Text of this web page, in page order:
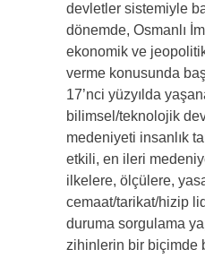
devletler sistemiyle
dönemde, Osmanlı
ekonomik ve
verme konusunda
17’nci yüzyılda
bilimsel/teknolojik
medeniyeti insanlık
etkili, en ileri
ilkelere, ölçülere,
cemaat/tarikat/hizip
duruma sorgulama
zihinlerin bir biçimde